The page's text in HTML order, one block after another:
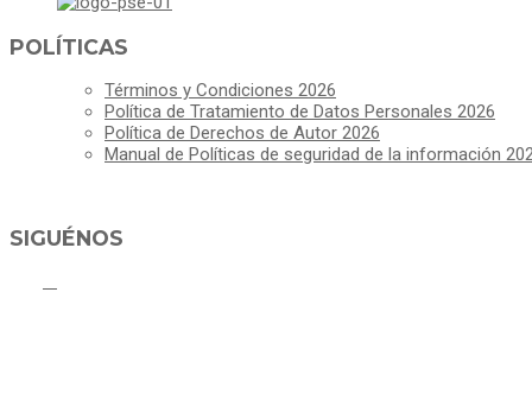
POLÍTICAS
Términos y Condiciones 2026
Política de Tratamiento de Datos Personales 2026
Política de Derechos de Autor 2026
Manual de Políticas de seguridad de la información
SIGUÉNOS